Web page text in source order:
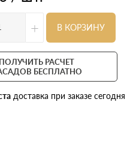
+ В КОРЗИНУ
РАСЧЕТ
БЕСПЛАТНО
доставка при заказе сегодня